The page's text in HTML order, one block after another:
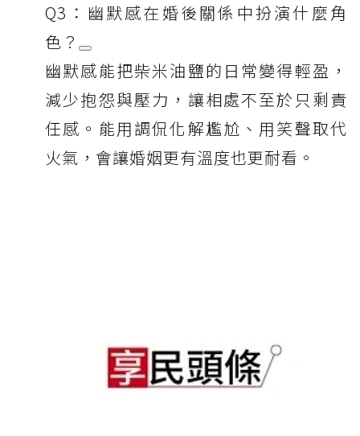
Q3：幽默感在婚後關係中扮演什麼角
色？
幽默感能把柴米油鹽的日常變得輕盈，
減少抱怨與壓力，讓相處不至於只剩責
任感。能用調侃化解尷尬、用笑聲取代
火氣，會讓婚姻更有溫度也更耐看。